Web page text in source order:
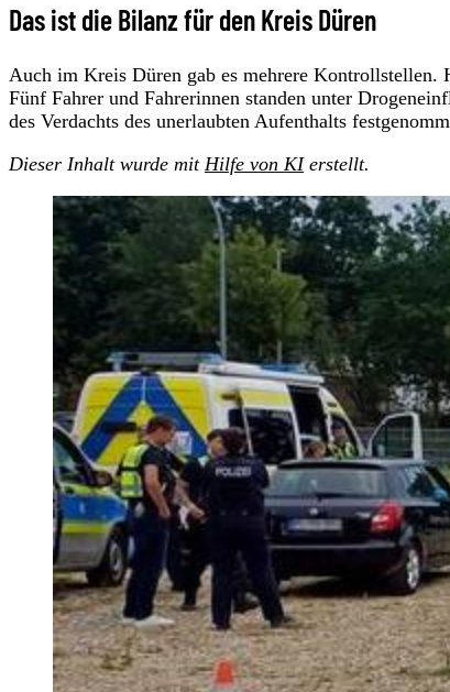
Das ist die Bilanz für den Kreis Düren
Auch im Kreis Düren gab es mehrere Kontrollstellen.
Fünf Fahrer und Fahrerinnen standen unter
des Verdachts des unerlaubten Aufenthalts
Dieser Inhalt wurde mit Hilfe von KIerstellt.